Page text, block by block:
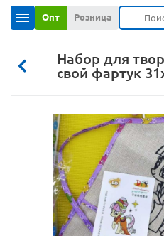
Опт Розница
Набор для
свой фартук